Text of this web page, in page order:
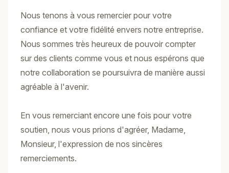
Nous tenons à vous remercier pour votre
confiance et votre fidélité envers notre entreprise.
Nous sommes très heureux de pouvoir compter
sur des clients comme vous et nous espérons que
notre collaboration se poursuivra de manière aussi
agréable à l'avenir.
En vous remerciant encore une fois pour votre
soutien, nous vous prions d'agréer, Madame,
Monsieur, l'expression de nos sincères
remerciements.